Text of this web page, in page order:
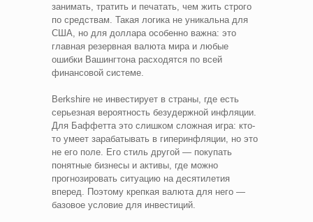
занимать, тратить и печатать, чем жить строго
по средствам. Такая логика не уникальна для
США, но для доллара особенно важна: это
главная резервная валюта мира и любые
ошибки Вашингтона расходятся по всей
финансовой системе.
Berkshire не инвестирует в страны, где есть
серьезная вероятность безудержной инфляции.
Для Баффетта это слишком сложная игра: кто-
то умеет зарабатывать в гиперинфляции, но это
не его поле. Его стиль другой — покупать
понятные бизнесы и активы, где можно
прогнозировать ситуацию на десятилетия
вперед. Поэтому крепкая валюта для него —
базовое условие для инвестиций.